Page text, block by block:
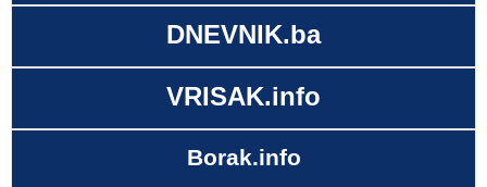
DNEVNIK.ba
VRISAK.info
Borak.info